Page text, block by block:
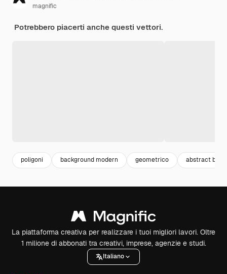
magnific
Potrebbero piacerti anche questi vettori.
poligoni background modern geometrico abstract
La piattaforma creativa per realizzare i tuoi migliori lavori. Oltre
1 milione di abbonati tra creativi, imprese, agenzie e studi.
Italiano